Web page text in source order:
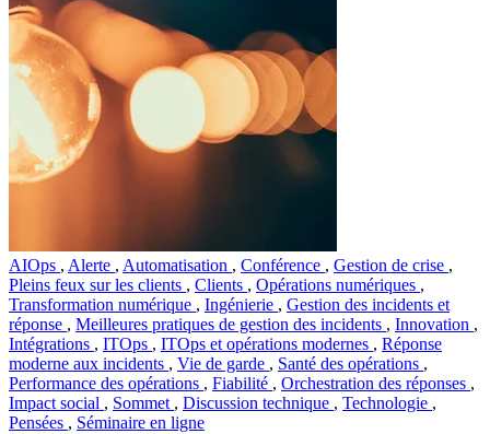
AIOps , Alerte , Automatisation , Conférence , Gestion de crise ,
Pleins feux sur les clients , Clients , Opérations numériques ,
Transformation numérique , Ingénierie , Gestion des incidents et
réponse , Meilleures pratiques de gestion des incidents , Innovation ,
Intégrations , ITOps , ITOps et opérations modernes , Réponse
moderne aux incidents , Vie de garde , Santé des opérations ,
Performance des opérations , Fiabilité , Orchestration des réponses ,
Impact social , Sommet , Discussion technique , Technologie ,
Pensées , Séminaire en ligne